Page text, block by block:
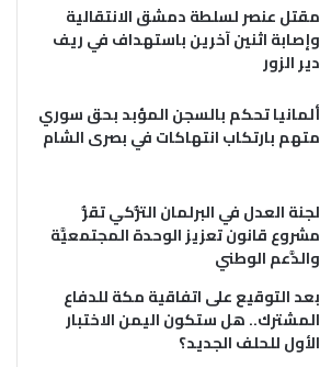
مقتل عنصر لسلطة دمشق الانتقالية
وإصابة اثنين آخرين باستهداف في ريف
دير الزور
ألمانيا تحكم بالسجن المؤبد بحق سوري
متهم بارتكاب انتهاكات في بصرى الشام
لجنة العدل في البرلمان التُّركي تقرُّ
مشروع قانون تعزيز الوحدة المجتمعيَّة
والدَّعم الوطني
بعد التوقيع على اتفاقية مكة للدفاع
المشترك.. هل ستكون اليمن الاختبار
الأول للحلف الجديد؟